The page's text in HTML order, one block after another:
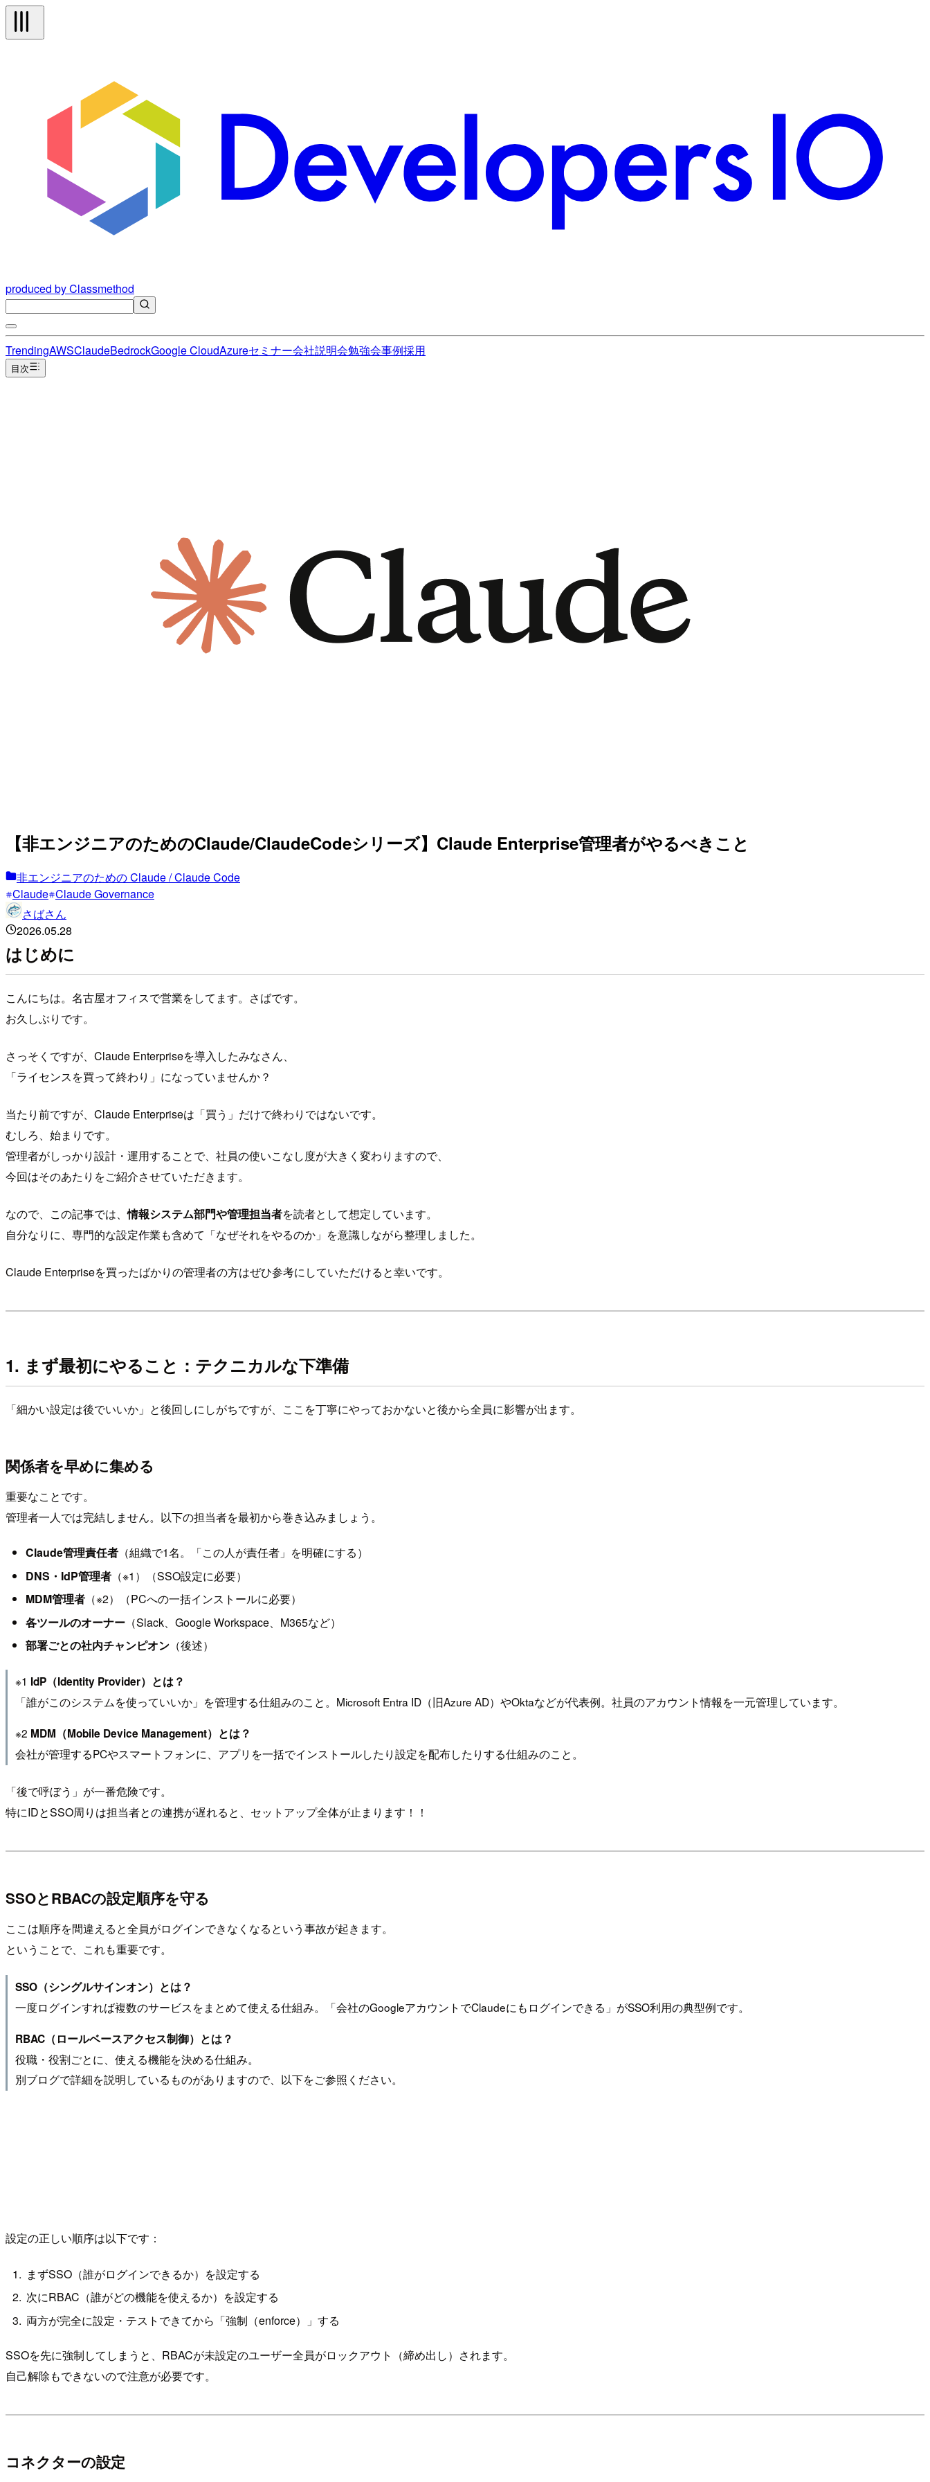
produced by Classmethod
TrendingAWSClaudeBedrockGoogle CloudAzureセミナー会社説明会勉強会事例採用
目次
【非エンジニアのためのClaude/ClaudeCodeシリーズ】Claude Enterprise管理者がやるべきこと
非エンジニアのための Claude / Claude Code
Claude Claude Governance
さばさん
2026.05.28
はじめに
こんにちは。名古屋オフィスで営業をしてます。さばです。
お久しぶりです。
さっそくですが、Claude Enterpriseを導入したみなさん、
「ライセンスを買って終わり」になっていませんか？
当たり前ですが、Claude Enterpriseは「買う」だけで終わりではないです。
むしろ、始まりです。
管理者がしっかり設計・運用することで、社員の使いこなし度が大きく変わりますので、
今回はそのあたりをご紹介させていただきます。
なので、この記事では、情報システム部門や管理担当者を読者として想定しています。
自分なりに、専門的な設定作業も含めて「なぜそれをやるのか」を意識しながら整理しました。
Claude Enterpriseを買ったばかりの管理者の方はぜひ参考にしていただけると幸いです。
1. まず最初にやること：テクニカルな下準備
「細かい設定は後でいいか」と後回しにしがちですが、ここを丁寧にやっておかないと後から全員に影響が出ます。
関係者を早めに集める
重要なことです。
管理者一人では完結しません。以下の担当者を最初から巻き込みましょう。
Claude管理責任者（組織で1名。「この人が責任者」を明確にする）
DNS・IdP管理者（※1）（SSO設定に必要）
MDM管理者（※2）（PCへの一括インストールに必要）
各ツールのオーナー（Slack、Google Workspace、M365など）
部署ごとの社内チャンピオン（後述）
※1 IdP（Identity Provider）とは？
「誰がこのシステムを使っていいか」を管理する仕組みのこと。Microsoft Entra ID（旧Azure AD）やOktaなどが代表例。社員のアカウント情報を一元管理しています。
※2 MDM（Mobile Device Management）とは？
会社が管理するPCやスマートフォンに、アプリを一括でインストールしたり設定を配布したりする仕組みのこと。
「後で呼ぼう」が一番危険です。
特にIDとSSO周りは担当者との連携が遅れると、セットアップ全体が止まります！！
SSOとRBACの設定順序を守る
ここは順序を間違えると全員がログインできなくなるという事故が起きます。
ということで、これも重要です。
SSO（シングルサインオン）とは？
一度ログインすれば複数のサービスをまとめて使える仕組み。「会社のGoogleアカウントでClaudeにもログインできる」がSSO利用の典型例です。
RBAC（ロールベースアクセス制御）とは？
役職・役割ごとに、使える機能を決める仕組み。
別ブログで詳細を説明しているものがありますので、以下をご参照ください。
設定の正しい順序は以下です：
まずSSO（誰がログインできるか）を設定する
次にRBAC（誰がどの機能を使えるか）を設定する
両方が完全に設定・テストできてから「強制（enforce）」する
SSOを先に強制してしまうと、RBACが未設定のユーザー全員がロックアウト（締め出し）されます。
自己解除もできないので注意が必要です。
コネクターの設定